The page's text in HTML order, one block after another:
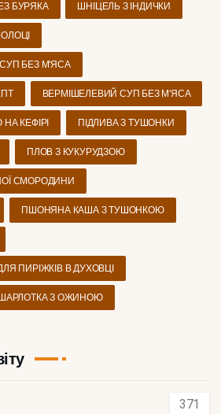
БУРЯКА ШНІЦЕЛЬ З ІНДИЧКИ
БЕЗ М'ЯСА
ВЕРМІШЕЛЕВИЙ СУП БЕЗ М'ЯСА
КЕФІРІ ПІДЛИВА З ТУШОНКИ
ПЛОВ З КУКУРУДЗОЮ
СМОРОДИНИ
ПШОНЯНА КАША З ТУШОНКОЮ
ПИРІЖКІВ В ДУХОВЦІ
ШАРЛОТКА З ОЖИНОЮ
371